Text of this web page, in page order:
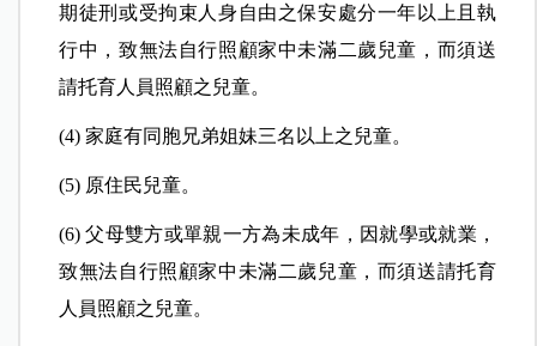
期徒刑或受拘束人身自由之保安處分一年以上且執
行中，致無法自行照顧家中未滿二歲兒童，而須送
請托育人員照顧之兒童。
(4) 家庭有同胞兄弟姐妹三名以上之兒童。
(5) 原住民兒童。
(6) 父母雙方或單親一方為未成年，因就學或就業，
致無法自行照顧家中未滿二歲兒童，而須送請托育
人員照顧之兒童。